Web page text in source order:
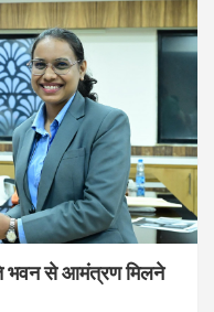
भवन से आमंत्रण मिलने